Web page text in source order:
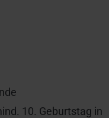
10. Geburtstag in